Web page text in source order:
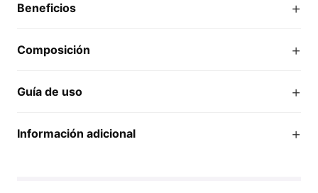
Beneficios +
Composición +
Guía de uso +
Información adicional +